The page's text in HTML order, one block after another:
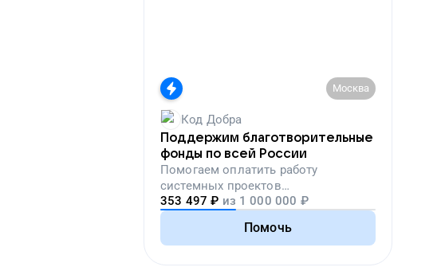
Москва
Код Добра
Поддержим благотворительные
фонды по всей России
Помогаем оплатить работу
системных проектов
благотворительных организаций
353 497 ₽ из 1 000 000 ₽
Помочь